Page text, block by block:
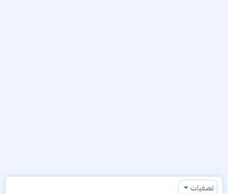
تصفيات